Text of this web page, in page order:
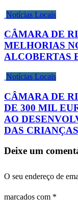
Notícias Locais
CÂMARA DE
MELHORIAS
ALCOBERTAS
Notícias Locais
CÂMARA DE
DE 300 MIL
AO
DAS CRIANÇAS
Deixe um
O seu endereço de
marcados com *